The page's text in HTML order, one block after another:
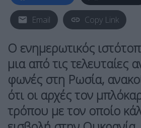
Email Copy Link
Ο ενημερωτικός
μια από τις τελευταίες
φωνές στη Ρωσία,
ότι οι αρχές τον
τρόπου με τον οποίο